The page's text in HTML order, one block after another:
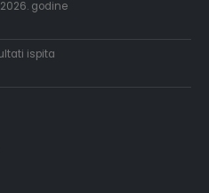
godine
ispita